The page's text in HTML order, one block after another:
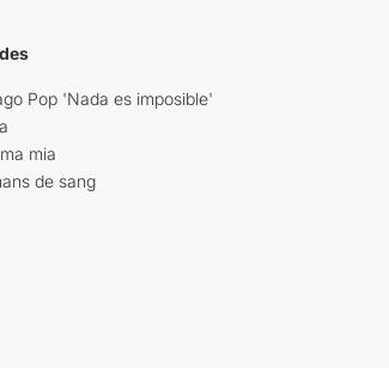
Pop 'Nada es imposible'
mia
de sang